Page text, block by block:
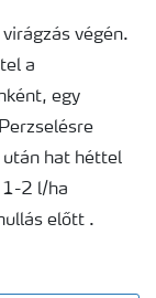
végén.
a
egy
után hat héttel
1-2 l/ha
előtt .